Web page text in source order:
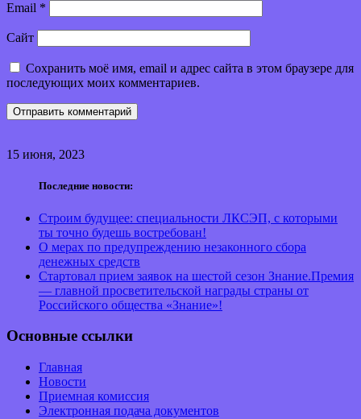
Email *
Сайт
Сохранить моё имя, email и адрес сайта в этом браузере для
последующих моих комментариев.
15 июня, 2023
Последние новости:
Строим будущее: специальности ЛКСЭП, с которыми
ты точно будешь востребован!
О мерах по предупреждению незаконного сбора
денежных средств
Стартовал прием заявок на шестой сезон Знание.Премия
— главной просветительской награды страны от
Российского общества «Знание»!
Основные ссылки
Главная
Новости
Приемная комиссия
Электронная подача документов